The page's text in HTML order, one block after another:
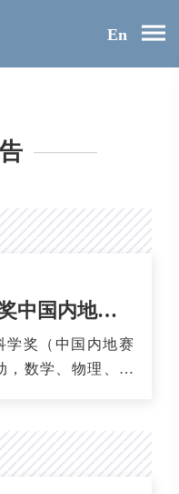
En
2023丘成桐中学科学奖中国内地赛区报名开启
学奖（中国内地赛
，数学、物理、化
国内地赛区仅限高
一中学的学生以个